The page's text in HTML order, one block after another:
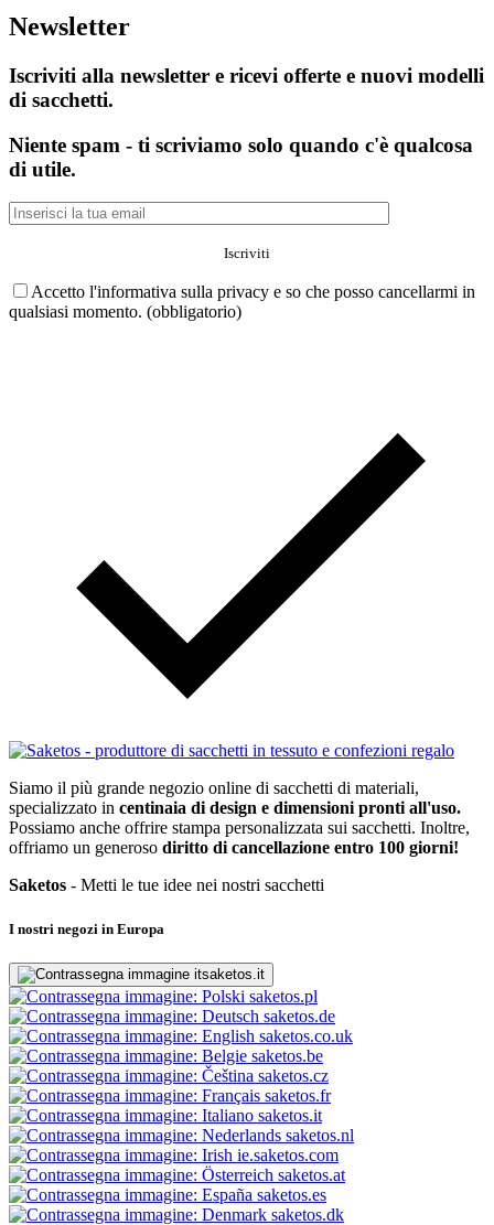
Newsletter
Iscriviti alla newsletter e ricevi offerte e nuovi modelli
di sacchetti.
Niente spam - ti scriviamo solo quando c'è qualcosa
di utile.
Accetto l'informativa sulla privacy e so che posso cancellarmi in
qualsiasi momento. (obbligatorio)
Siamo il più grande negozio online di sacchetti di materiali,
specializzato in centinaia di design e dimensioni pronti all'uso.
Possiamo anche offrire stampa personalizzata sui sacchetti. Inoltre,
offriamo un generoso diritto di cancellazione entro 100 giorni!
Saketos - Metti le tue idee nei nostri sacchetti
I nostri negozi in Europa
saketos.it
saketos.pl
saketos.de
saketos.co.uk
saketos.be
saketos.cz
saketos.fr
saketos.it
saketos.nl
ie.saketos.com
saketos.at
saketos.es
saketos.dk